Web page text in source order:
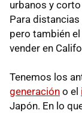
urbanos y
Para
pero también
vender en
Tenemos los
generación o el
Japón. En lo